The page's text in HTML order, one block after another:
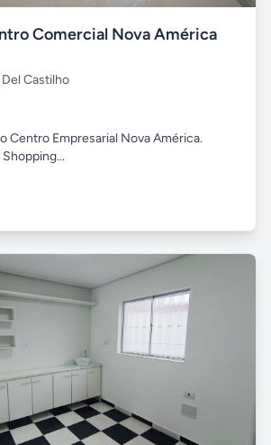
Comercial Nova América
Del Castilho
Centro Empresarial Nova América.